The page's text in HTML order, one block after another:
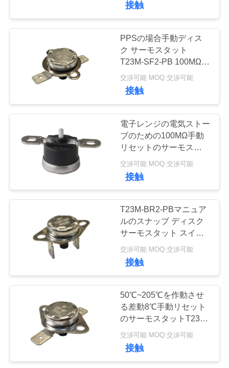
ュ
ー
合
PRIVACY
POLICY
理性的な温度調節器
13
電気エネルギーの
計器
28
電気反対のメートル
接触
PPSの場合手動ディス
ク サーモスタット
T23M-SF2-PB 100MΩの
絶縁抵抗
交渉可能 MOQ:交渉可能
接触
電子レンジの電気ストー
ブのための100MΩ手動
リセットのサーモスタッ
トT23M-CF2-PB
交渉可能 MOQ:交渉可能
接触
T23M-BR2-PBマニュア
ルのスナップ ディスク
サーモスタット スイッ
チ、ディスク サーモス
タットPPSの場合
交渉可能 MOQ:交渉可能
接触
50℃~205℃を作動させ
る差動8℃手動リセット
のサーモスタットT23M-
BF2-PB UL/CUL
交渉可能 MOQ:交渉可能
接触